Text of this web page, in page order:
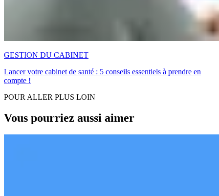
GESTION DU CABINET
Lancer votre cabinet de santé : 5 conseils essentiels à prendre en
compte !
POUR ALLER PLUS LOIN
Vous pourriez aussi aimer